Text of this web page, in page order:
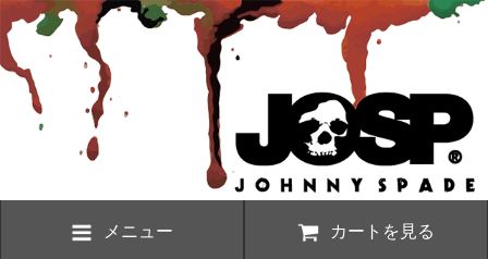
メニュー カートを見る